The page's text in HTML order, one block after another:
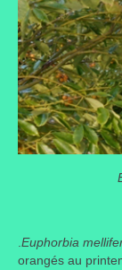
Plats
2016/17
.Euphorbia
orangés au